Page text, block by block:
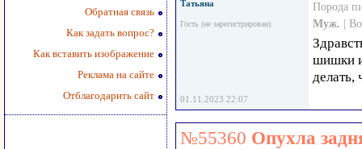
Обратная связь
Как задать вопрос?
Как вставить изображение
Реклама на сайте
Отблагодарить сайт
Татьяна
Гость (не зарегистрирован)
Порода
Муж. |
шишки и
делать,
01.11.2023 22:07
№55360 Опухла